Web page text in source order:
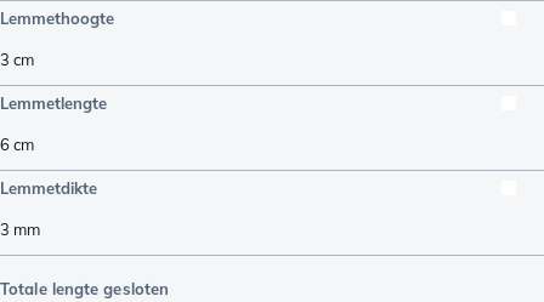
Lemmethoogte
3 cm
Lemmetlengte
6cm
Lemmetdikte
3 mm
Totale lengte gesloten